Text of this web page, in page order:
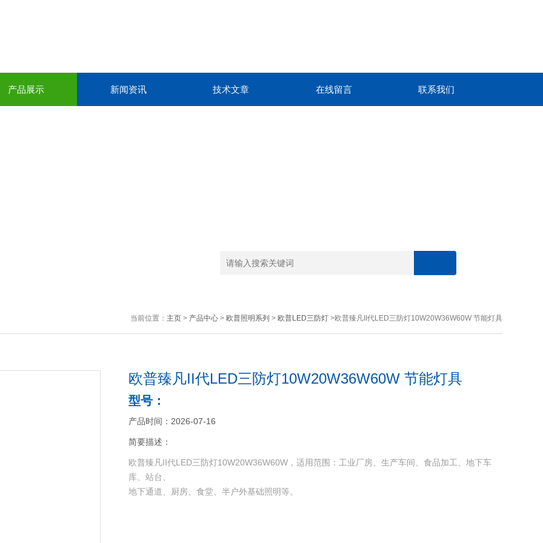
产品展示 新闻资讯 技术文章 在线留言 联系我们
当前位置： 主页> 产品中心> 欧普照明系列 > 欧普LED三防灯>欧普臻凡II代LED三防灯10W20W36W60W 节能灯具
欧普臻凡II代LED三防灯10W20W36W60W 节能灯具
型号：
产品时间：2026-07-16
简要描述：
欧普臻凡II代LED三防灯10W20W36W60W，适用范围：工业厂房、生产车间、食品加工、地下车
库、站台、
地下通道、厨房、食堂、半户外基础照明等。